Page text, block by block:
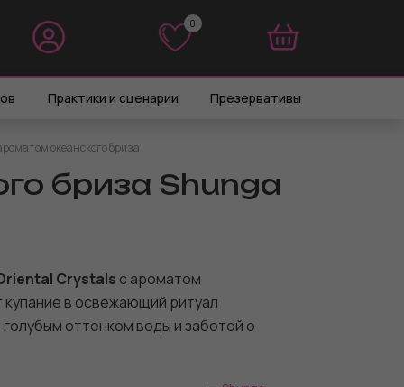
0
Практики и сценарии Презервативы
океанского бриза
бриза Shunga
Crystals с ароматом
в освежающий ритуал
оттенком воды и заботой о